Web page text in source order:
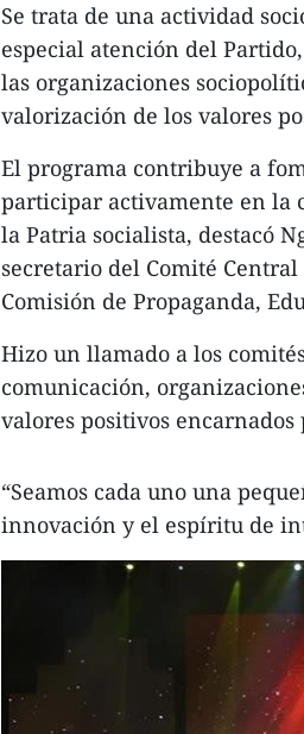
Se trata de una actividad
especial atención del
las organizaciones
valorización de los valores
El programa contribuye a
participar activamente en la
la Patria socialista, destacó
secretario del Comité
Comisión de Propaganda,
Hizo un llamado a los
comunicación,
valores positivos
“Seamos cada uno una
innovación y el espíritu de